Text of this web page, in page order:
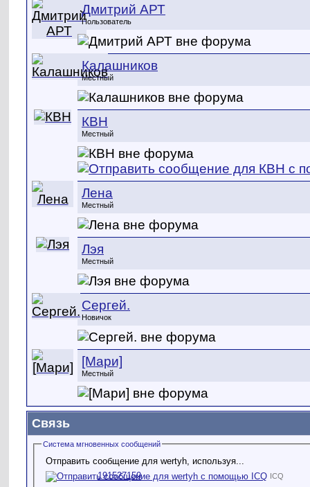
Дмитрий АРТ
Пользователь
Калашников
Местный
КВН
Местный
Лена
Местный
Лэя
Местный
Сергей.
Новичок
[Мари]
Местный
Связь
Система мгновенных сообщений
Отправить сообщение для wertyh, используя...
ICQ
191527159